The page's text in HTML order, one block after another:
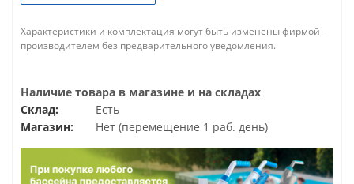
Характеристики и комплектация могут быть изменены фирмой-
производителем без предварительного уведомления.
Наличие товара в магазине и на складах
Склад:
Есть
Магазин:
Нет (перемещение 1 раб. день)